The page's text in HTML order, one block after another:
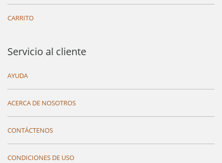
CARRITO
Servicio al cliente
AYUDA
ACERCA DE NOSOTROS
CONTÁCTENOS
CONDICIONES DE USO